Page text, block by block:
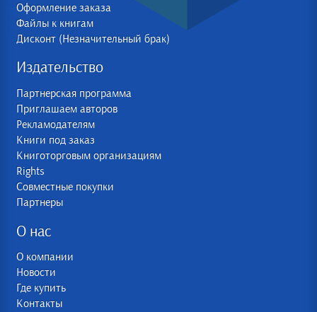
Оформление заказа
Файлы к книгам
Дисконт (Незначительный брак)
Издательство
Партнерская программа
Приглашаем авторов
Рекламодателям
Книги под заказ
Книготорговым организациям
Rights
Совместные покупки
Партнеры
О нас
О компании
Новости
Где купить
Контакты